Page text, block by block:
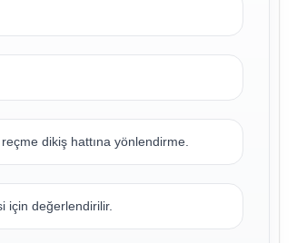
dikiş hattına yönlendirme.
için değerlendirilir.